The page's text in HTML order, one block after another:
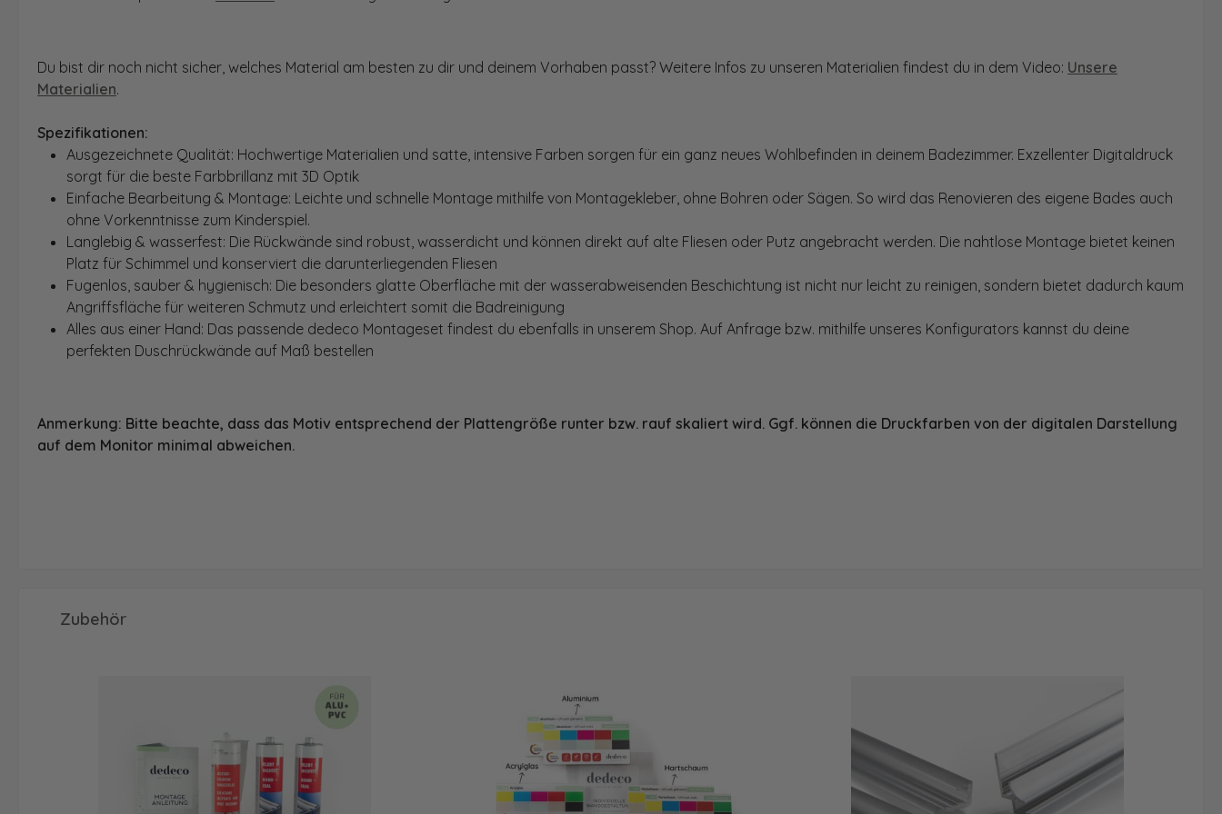
Du bist dir noch nicht sicher, welches Material am besten zu dir und deinem Vorhaben passt? Weitere Infos zu unseren Materialien findest du in dem Video: Unsere
Materialien.
Spezifikationen:
Ausgezeichnete Qualität: Hochwertige Materialien und satte, intensive Farben sorgen für ein ganz neues Wohlbefinden in deinem Badezimmer. Exzellenter Digitaldruck
sorgt für die beste Farbbrillanz mit 3D Optik
Einfache Bearbeitung & Montage: Leichte und schnelle Montage mithilfe von Montagekleber, ohne Bohren oder Sägen. So wird das Renovieren des eigene Bades auch
ohne Vorkenntnisse zum Kinderspiel.
Langlebig & wasserfest: Die Rückwände sind robust, wasserdicht und können direkt auf alte Fliesen oder Putz angebracht werden. Die nahtlose Montage bietet keinen
Platz für Schimmel und konserviert die darunterliegenden Fliesen
Fugenlos, sauber & hygienisch: Die besonders glatte Oberfläche mit der wasserabweisenden Beschichtung ist nicht nur leicht zu reinigen, sondern bietet dadurch kaum
Angriffsfläche für weiteren Schmutz und erleichtert somit die Badreinigung
Alles aus einer Hand: Das passende dedeco Montageset findest du ebenfalls in unserem Shop. Auf Anfrage bzw. mithilfe unseres Konfigurators kannst du deine
perfekten Duschrückwände auf Maß bestellen
Anmerkung: Bitte beachte, dass das Motiv entsprechend der Plattengröße runter bzw. rauf skaliert wird. Ggf. können die Druckfarben von der digitalen Darstellung
auf dem Monitor minimal abweichen.
Produktgalerie überspringen
Zubehör